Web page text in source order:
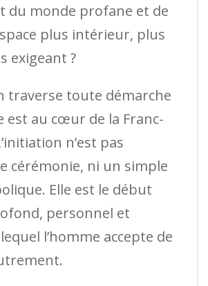
du monde profane et de
plus intérieur, plus
exigeant ?
traverse toute démarche
est au cœur de la Franc-
n’est pas
cérémonie, ni un simple
Elle est le début
personnel et
l’homme accepte de